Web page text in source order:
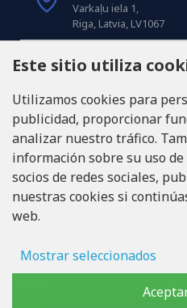
Varkaļu iela 1,
Riga, Latvia, LV1067
LLÁMANOS
INFO@LUKONS.COM
DETALLES DE LA
RITONE SIA
Domicilio legal: Rīga,
Este sitio utiliza
Utilizamos cookies para
publicidad, proporcionar
analizar nuestro tráfico.
información sobre su uso
socios de redes sociales,
nuestras cookies si
web.
Mostrar seleccionados
Almacenamiento de anuncios